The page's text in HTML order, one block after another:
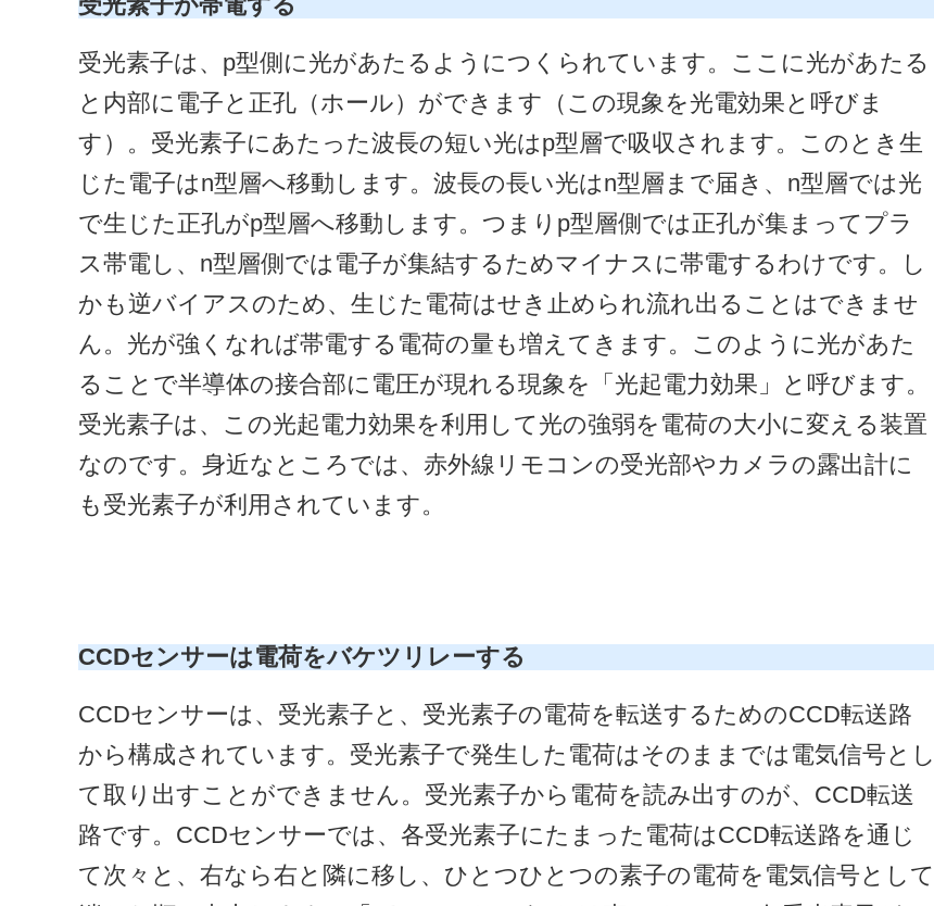
受光素子は、p型側に光があたるようにつくられています。ここに光があたる
と内部に電子と正孔（ホール）ができます（この現象を光電効果と呼びま
す）。受光素子にあたった波長の短い光はp型層で吸収されます。このとき生
じた電子はn型層へ移動します。波長の長い光はn型層まで届き、n型層では光
で生じた正孔がp型層へ移動します。つまりp型層側では正孔が集まってプラ
ス帯電し、n型層側では電子が集結するためマイナスに帯電するわけです。し
かも逆バイアスのため、生じた電荷はせき止められ流れ出ることはできませ
ん。光が強くなれば帯電する電荷の量も増えてきます。このように光があた
ることで半導体の接合部に電圧が現れる現象を「光起電力効果」と呼びます。
受光素子は、この光起電力効果を利用して光の強弱を電荷の大小に変える装置
なのです。身近なところでは、赤外線リモコンの受光部やカメラの露出計に
も受光素子が利用されています。
CCDセンサーは電荷をバケツリレーする
CCDセンサーは、受光素子と、受光素子の電荷を転送するためのCCD転送路
から構成されています。受光素子で発生した電荷はそのままでは電気信号とし
て取り出すことができません。受光素子から電荷を読み出すのが、CCD転送
路です。CCDセンサーでは、各受光素子にたまった電荷はCCD転送路を通じ
て次々と、右なら右と隣に移し、ひとつひとつの素子の電荷を電気信号として